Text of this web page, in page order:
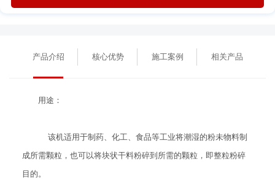
产品介绍 核心优势 施工案例 相关产品
用途：
该机适用于制药、化工、食品等工业将潮湿的粉未物料制
成所需颗粒，也可以将块状干料粉碎到所需的颗粒，即整粒粉碎
目的。